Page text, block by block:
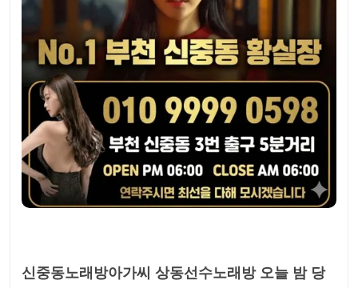
신중동노래방아가씨 상동선수노래방 오늘 밤 당